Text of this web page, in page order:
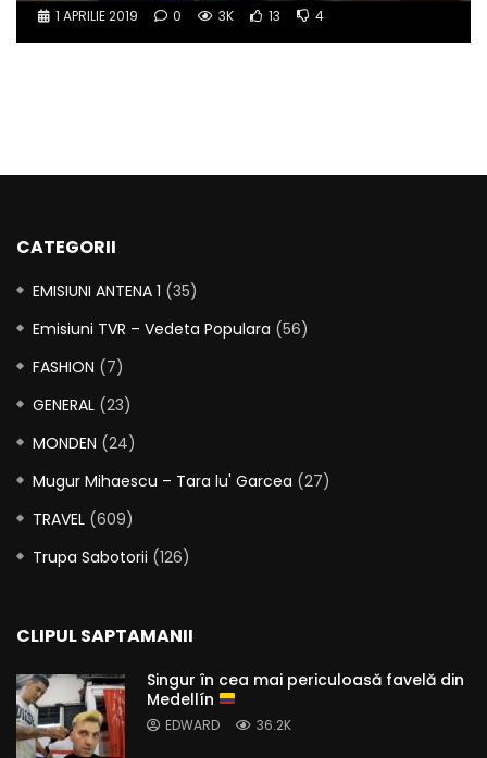
1 APRILIE 2019 0 3K 13 4
CATEGORII
EMISIUNI ANTENA 1 (35)
Emisiuni TVR – Vedeta Populara (56)
FASHION (7)
GENERAL (23)
MONDEN (24)
Mugur Mihaescu – Tara lu' Garcea (27)
TRAVEL (609)
Trupa Sabotorii (126)
CLIPUL SAPTAMANII
Singur în cea mai periculoasă favelă din
Medellín
EDWARD 36.2K